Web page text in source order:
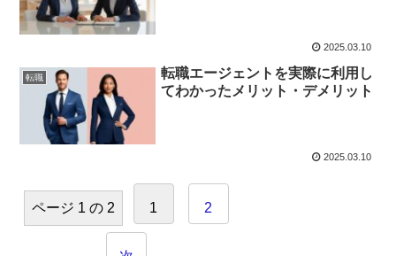
2025.03.10
転職
転職エージェントを実際に利用し
てわかったメリット・デメリット
2025.03.10
ページ 1 の 2 1 2